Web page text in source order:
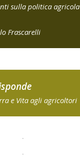
sulla politica agricola
Frascarelli
e Vita agli agricoltori